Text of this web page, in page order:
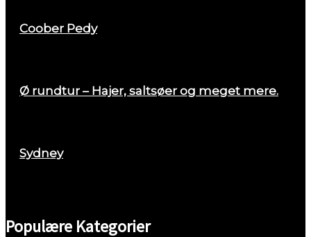
Coober Pedy
Ø rundtur – Hajer, saltsøer og meget mere.
Sydney
Populære Kategorier